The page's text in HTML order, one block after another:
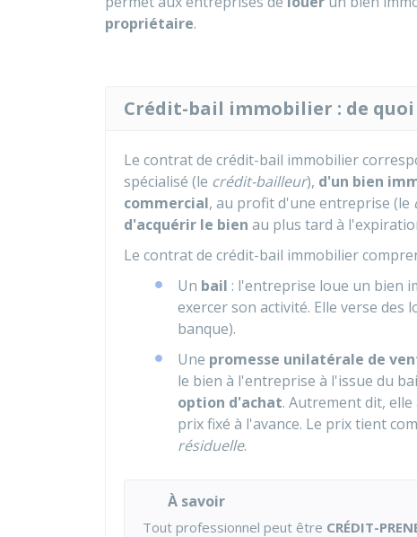
propriétaire.
Crédit-bail immobilier : de
Le contrat de crédit-bail immobilier
spécialisé (le crédit-bailleur), d'un bien
commercial, au profit d'une entreprise (le
d'acquérir le bien au plus tard à
Le contrat de crédit-bail immobilier
Un bail : l'entreprise loue un bien
exercer son activité. Elle verse des
banque).
Une promesse unilatérale de
le bien à l'entreprise à l'issue du
option d'achat. Autrement dit,
prix fixé à l'avance. Le prix tient
résiduelle.
À savoir
Tout professionnel peut être CRÉDIT-